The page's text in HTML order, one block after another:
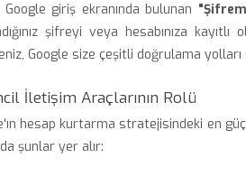
Google giriş ekranında bulunan
şifreyi veya hesabınıza
Google size çeşitli doğrulama yolları
İletişim Araçlarının Rolü
hesap kurtarma stratejisindeki en
şunlar yer alır: